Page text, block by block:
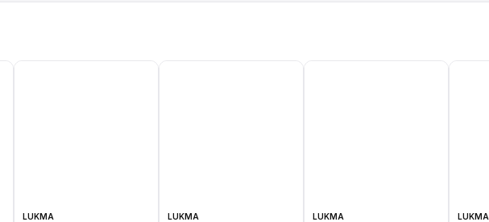
LUKMA LUKMA LUKMA LUKMA